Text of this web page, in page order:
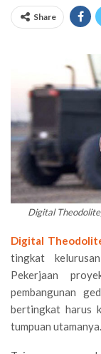
Share
Digital
Digital
tingkat
Pekerjaan
pembangunan
bertingkat harus
tumpuan utamanya.